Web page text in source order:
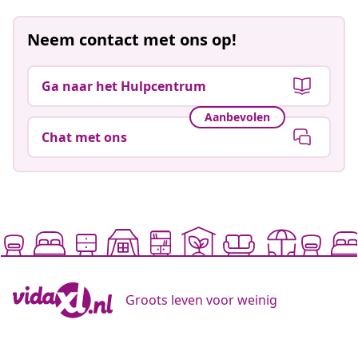
Neem contact met ons op!
Ga naar het Hulpcentrum
Aanbevolen
Chat met ons
Groots leven voor weinig